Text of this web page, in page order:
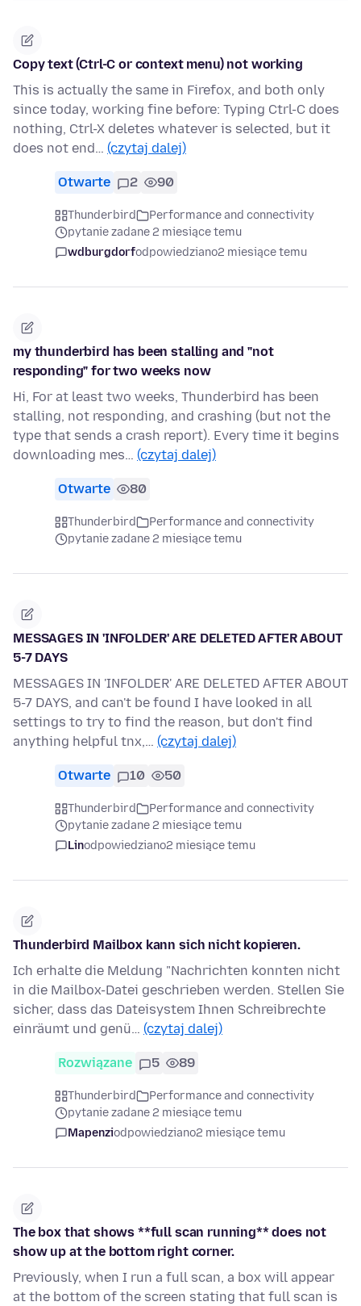
Copy text (Ctrl-C or context menu) not working
This is actually the same in Firefox, and both only
since today, working fine before: Typing Ctrl-C does
nothing, Ctrl-X deletes whatever is selected, but it
does not end… (czytaj dalej)
Otwarte 2 90
Thunderbird
Performance and connectivity
pytanie zadane 2 miesiące temu
wdburgdorfodpowiedziano2 miesiące temu
my thunderbird has been stalling and "not
responding" for two weeks now
Hi, For at least two weeks, Thunderbird has been
stalling, not responding, and crashing (but not the
type that sends a crash report). Every time it begins
downloading mes… (czytaj dalej)
Otwarte 80
Thunderbird
Performance and connectivity
pytanie zadane 2 miesiące temu
MESSAGES IN 'INFOLDER' ARE DELETED AFTER ABOUT
5-7 DAYS
MESSAGES IN 'INFOLDER' ARE DELETED AFTER ABOUT
5-7 DAYS, and can't be found I have looked in all
settings to try to find the reason, but don't find
anything helpful tnx,… (czytaj dalej)
Otwarte 10 50
Thunderbird
Performance and connectivity
pytanie zadane 2 miesiące temu
Linodpowiedziano2 miesiące temu
Thunderbird Mailbox kann sich nicht kopieren.
Ich erhalte die Meldung "Nachrichten konnten nicht
in die Mailbox-Datei geschrieben werden. Stellen Sie
sicher, dass das Dateisystem Ihnen Schreibrechte
einräumt und genü… (czytaj dalej)
Rozwiązane 5 89
Thunderbird
Performance and connectivity
pytanie zadane 2 miesiące temu
Mapenziodpowiedziano2 miesiące temu
The box that shows **full scan running** does not
show up at the bottom right corner.
Previously, when I run a full scan, a box will appear
at the bottom of the screen stating that full scan is